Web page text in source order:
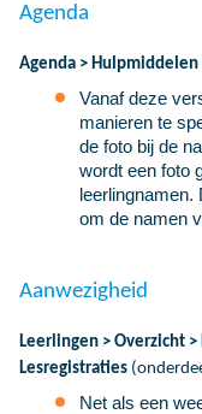
Agenda
Agenda >
Vanaf deze
manieren te
de foto bij de
wordt een foto
leerlingnamen.
om de namen
Aanwezigheid
Leerlingen > Overzicht
Lesregistraties
Net als een